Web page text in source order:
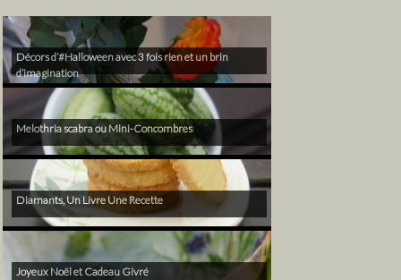
Décors d’#Halloween avec 3 fois rien et un brin
d’imagination
Melothria scabra ou Mini-Concombres
Diamants, Un Livre Une Recette
Joyeux Noël et Cadeau Givré